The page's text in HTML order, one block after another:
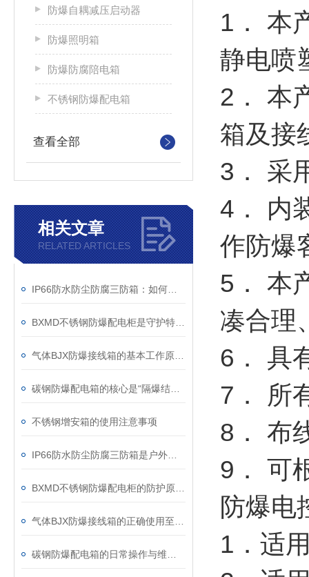
防爆自耦减压启动器
防爆照明箱
防爆防腐陪电箱
不锈钢防爆配电箱
查看全部
相关文章
RELATED ARTICLES
不锈钢增安箱的使用注意事项
1． 本
静电喷
2． 本
箱及接
3． 采
4． 内
作防爆
5． 本
凑合理
6． 具
7． 所
8． 布
9． 可
防爆电
1．适